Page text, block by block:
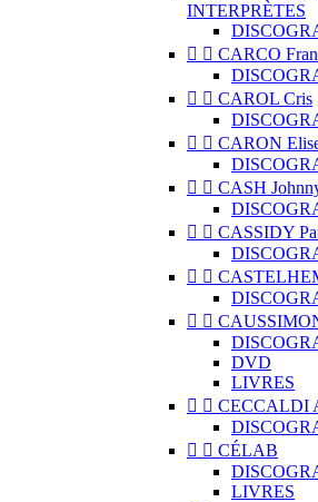
INTERPRÈTES
  CARCO
  CAROL Cris
  CARON
  CASH
  CASSIDY
 
 
DVD
LIVRES
  CECCALDI
  CÉLAB
LIVRES